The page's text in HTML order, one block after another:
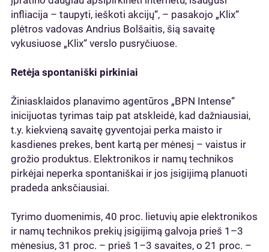
infliacija – taupyti, ieškoti akcijų“, – pasakojo „Klix“
plėtros vadovas Andrius Bolšaitis, šią savaitę
vykusiuose „Klix“ verslo pusryčiuose.
Retėja spontaniški pirkiniai
Žiniasklaidos planavimo agentūros „BPN Intense“
inicijuotas tyrimas taip pat atskleidė, kad dažniausiai,
t.y. kiekvieną savaitę gyventojai perka maisto ir
kasdienes prekes, bent kartą per mėnesį – vaistus ir
grožio produktus. Elektronikos ir namų technikos
pirkėjai neperka spontaniškai ir jos įsigijimą planuoti
pradeda anksčiausiai.
Tyrimo duomenimis, 40 proc. lietuvių apie elektronikos
ir namų technikos prekių įsigijimą galvoja prieš 1–3
mėnesius, 31 proc. – prieš 1–3 savaites, o 21 proc. –